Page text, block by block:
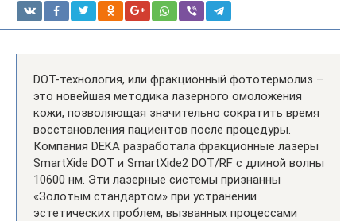
DOT-технология, или фракционный фототермолиз –
это новейшая методика лазерного омоложения
кожи, позволяющая значительно сократить время
восстановления пациентов после процедуры.
Компания DEKA разработала фракционные лазеры
SmartXide DOT и SmartXide2 DOT/RF с длиной волны
10600 нм. Эти лазерные системы признанны
«Золотым стандартом» при устранении
эстетических проблем, вызванных процессами